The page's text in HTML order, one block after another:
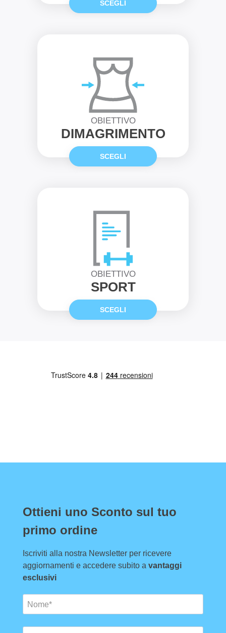
SCEGLI
OBIETTIVO
DIMAGRIMENTO
SCEGLI
OBIETTIVO
SPORT
SCEGLI